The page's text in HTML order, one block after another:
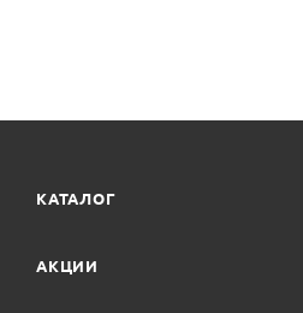
КАТАЛОГ
АКЦИИ